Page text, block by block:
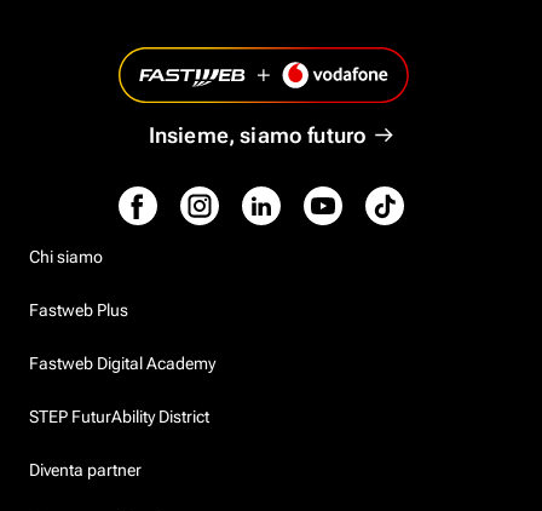
Insieme, siamo futuro
Chi siamo
Fastweb Plus
Fastweb Digital Academy
STEP FuturAbility District
Diventa partner